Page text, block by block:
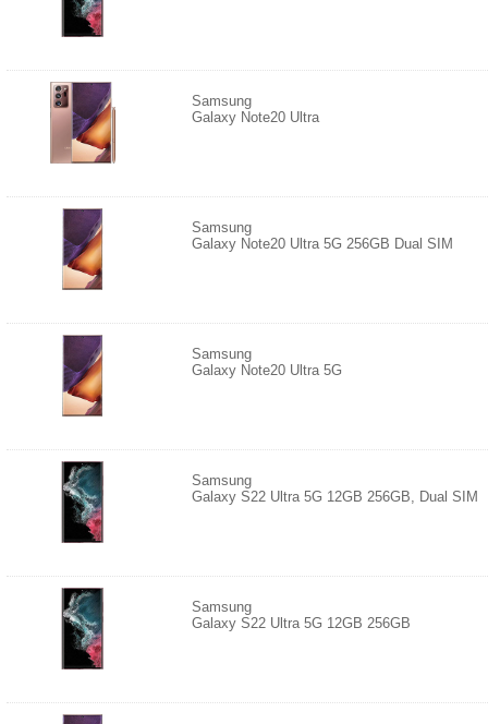
Samsung
Galaxy Note20 Ultra
Samsung
Galaxy Note20 Ultra 5G 256GB Dual SIM
Samsung
Galaxy Note20 Ultra 5G
Samsung
Galaxy S22 Ultra 5G 12GB 256GB, Dual SIM
Samsung
Galaxy S22 Ultra 5G 12GB 256GB